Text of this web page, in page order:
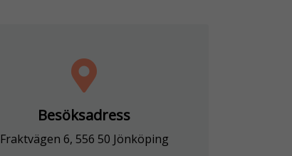
Besöksadress
Fraktvägen 6, 556 50 Jönköping